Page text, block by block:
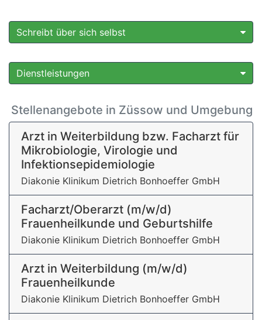
Schreibt über sich selbst
Dienstleistungen
Stellenangebote in Züssow und Umgebung
Arzt in Weiterbildung bzw. Facharzt für
Mikrobiologie, Virologie und
Infektionsepidemiologie
Diakonie Klinikum Dietrich Bonhoeffer GmbH
Facharzt/Oberarzt (m/w/d)
Frauenheilkunde und Geburtshilfe
Diakonie Klinikum Dietrich Bonhoeffer GmbH
Arzt in Weiterbildung (m/w/d)
Frauenheilkunde
Diakonie Klinikum Dietrich Bonhoeffer GmbH